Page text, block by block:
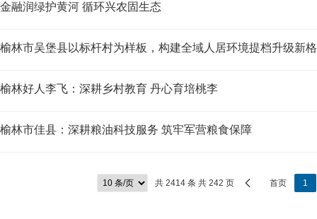
金融润绿护黄河 循环兴农固生态
榆林市吴堡县以标杆村为样板，构建全域人居环境提档升级新
榆林好人李飞：深耕乡村教育 丹心育培桃李
榆林市佳县：深耕粮油科技服务 筑牢军营粮食保障
共 2414 条 共 242 页 首页 1